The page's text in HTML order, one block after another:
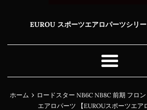
EUROU スポーツエアロパーツシリ
メ
ニ
ー
ホーム › ロードスター NB6C NB8C 前期 フロ
エアロパーツ 【EUROUスポーツエア